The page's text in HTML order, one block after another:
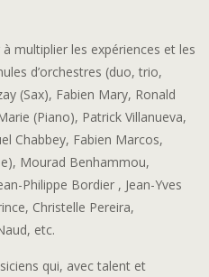
multiplier les expériences et les
d’orchestres (duo, trio,
(Sax), Fabien Mary, Ronald
(Piano), Patrick Villanueva,
Chabbey, Fabien Marcos,
Mourad Benhammou,
Philippe Bordier , Jean-Yves
Christelle Pereira,
etc.
qui, avec talent et